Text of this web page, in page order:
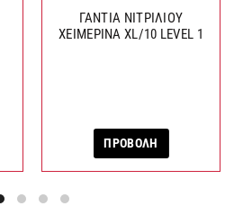
ΓΑΝΤΙΑ ΝΙΤΡΙΛΙΟΥ
ΧΕΙΜΕΡΙΝΑ XL/10 LEVEL 1
ΠΡΟΒΟΛΗ